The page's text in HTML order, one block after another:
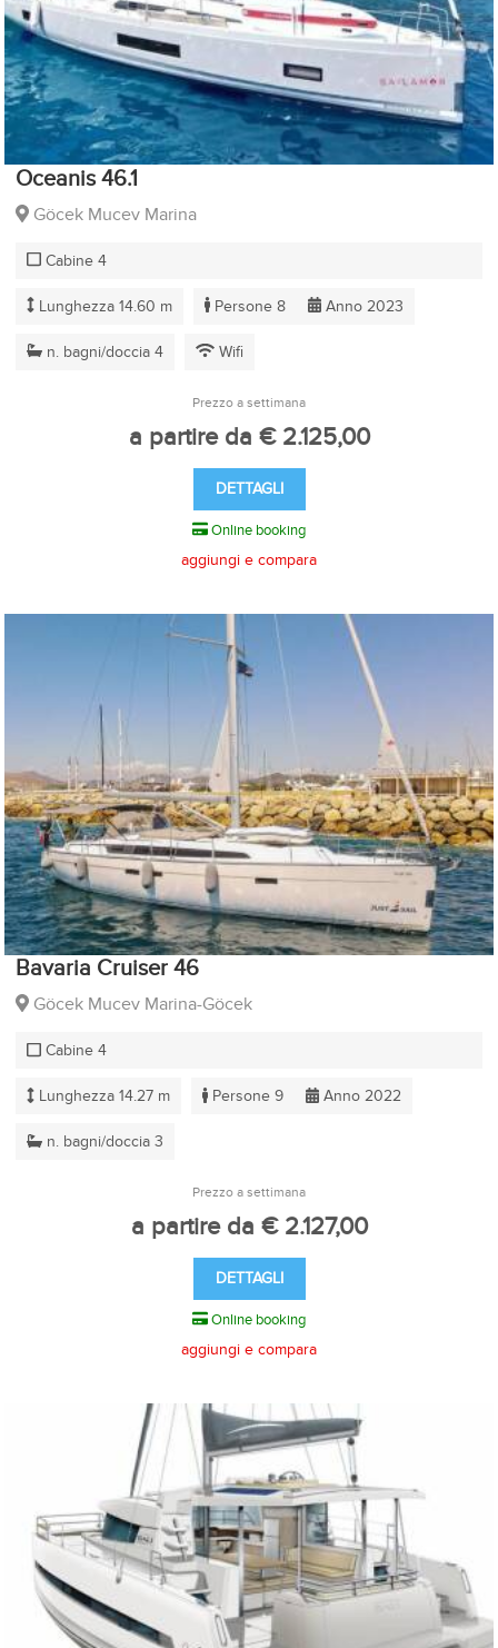
Oceanis 46.1
Göcek Mucev Marina
Cabine 4
Lunghezza 14.60 m Persone 8 Anno 2023
n. bagni/doccia 4 Wifi
Prezzo a settimana
a partire da € 2.125,00
DETTAGLI
Online booking
aggiungi e compara
Bavaria Cruiser 46
Göcek Mucev Marina-Göcek
Cabine 4
Lunghezza 14.27 m Persone 9 Anno 2022
n. bagni/doccia 3
Prezzo a settimana
a partire da € 2.127,00
DETTAGLI
Online booking
aggiungi e compara